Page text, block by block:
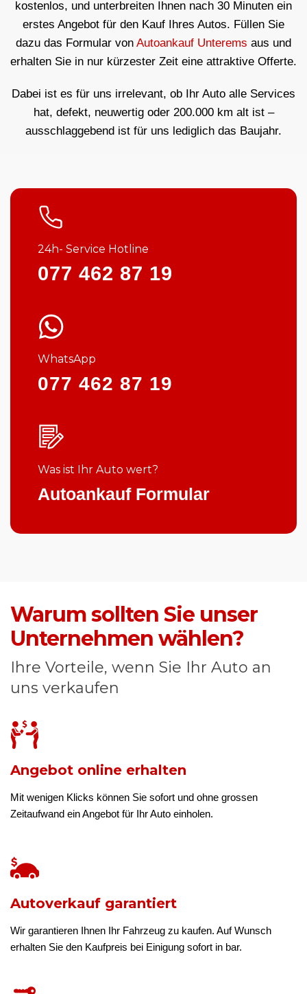
kostenlos, und unterbreiten Ihnen nach 30 Minuten ein
erstes Angebot für den Kauf Ihres Autos. Füllen Sie
dazu das Formular von Autoankauf Unterems aus und
erhalten Sie in nur kürzester Zeit eine attraktive Offerte.
Dabei ist es für uns irrelevant, ob Ihr Auto alle Services
hat, defekt, neuwertig oder 200.000 km alt ist –
ausschlaggebend ist für uns lediglich das Baujahr.
24h- Service Hotline
077 462 87 19
WhatsApp
077 462 87 19
Was ist Ihr Auto wert?
Autoankauf Formular
Warum sollten Sie unser
Unternehmen wählen?
Ihre Vorteile, wenn Sie Ihr Auto an
uns verkaufen
Angebot online erhalten
Mit wenigen Klicks können Sie sofort und ohne grossen
Zeitaufwand ein Angebot für Ihr Auto einholen.
Autoverkauf garantiert
Wir garantieren Ihnen Ihr Fahrzeug zu kaufen. Auf Wunsch
erhalten Sie den Kaufpreis bei Einigung sofort in bar.